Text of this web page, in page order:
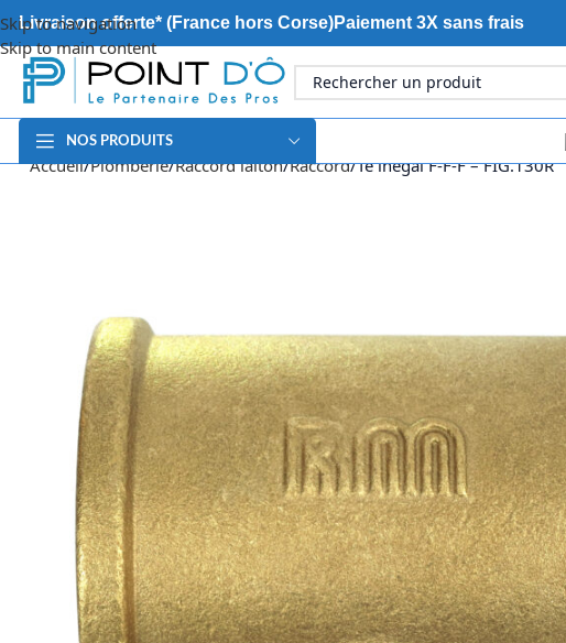
Skip to navigation
Skip to main content
Livraison offerte* (France hors Corse)Paiement 3X sans frais
NOS PRODUITS
Accueil Plomberie Raccord laiton Raccord Te inégal F-F-F – FIG.130R